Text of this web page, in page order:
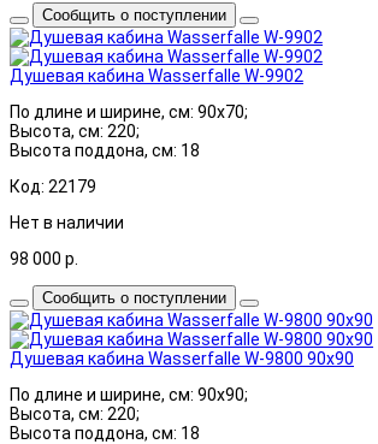
Сообщить о поступлении
Душевая кабина Wasserfalle W-9902
По длине и ширине, см: 90x70;
Высота, см: 220;
Высота поддона, см: 18
Код: 22179
Нет в наличии
98 000 р.
Сообщить о поступлении
Душевая кабина Wasserfalle W-9800 90x90
По длине и ширине, см: 90x90;
Высота, см: 220;
Высота поддона, см: 18